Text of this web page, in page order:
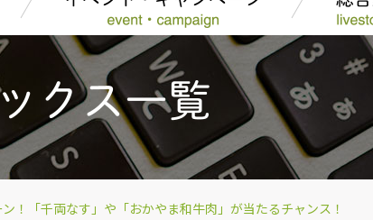
野菜
採用情報
！「千両なす」や「おかやま和牛肉」が当たるチャンス！